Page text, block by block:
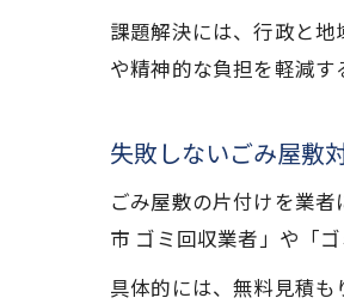
課題解決には、行政と
や精神的な負担を軽減す
失敗しないごみ屋敷
ごみ屋敷の片付けを業
市 ゴミ回収業者」や「
具体的には、無料見積